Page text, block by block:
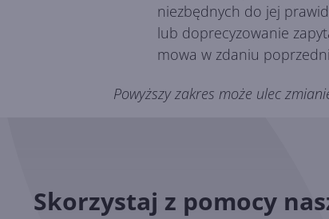
niezbędnych do jej
lub doprecyzowanie
mowa w zdaniu
Powyższy zakres może ulec
Skorzystaj z pomocy